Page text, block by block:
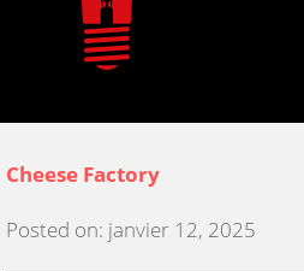
Cheese Factory
Posted on: janvier 12, 2025